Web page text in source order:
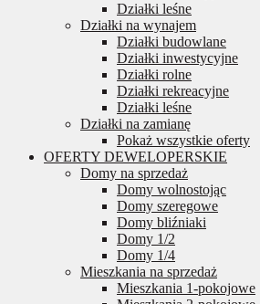
Działki leśne
Działki na wynajem
Działki budowlane
Działki inwestycyjne
Działki rolne
Działki rekreacyjne
Działki leśne
Działki na zamianę
Pokaż wszystkie oferty
OFERTY DEWELOPERSKIE
Domy na sprzedaż
Domy wolnostojąc
Domy szeregowe
Domy bliźniaki
Domy 1/2
Domy 1/4
Mieszkania na sprzedaż
Mieszkania 1-pokojowe